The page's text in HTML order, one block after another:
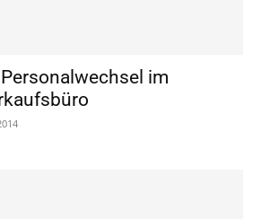
im